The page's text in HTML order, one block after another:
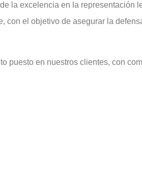
la excelencia en la representación
con el objetivo de asegurar la
puesto en nuestros clientes, con